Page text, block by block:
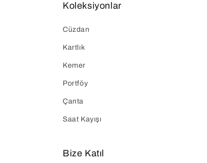
Koleksiyonlar
Cüzdan
Kartlık
Kemer
Portföy
Çanta
Saat Kayışı
Bize Katıl